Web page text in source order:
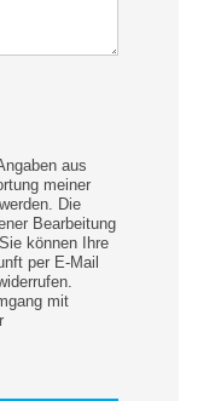
aus
meiner
Die
Bearbeitung
können Ihre
per E-Mail
mit